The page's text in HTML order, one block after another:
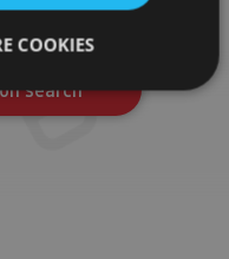
trip in Navarre.
search
COOKIES